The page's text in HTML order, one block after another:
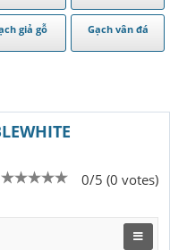
giả gỗ Gạch vân đá
0/5 (0 votes)